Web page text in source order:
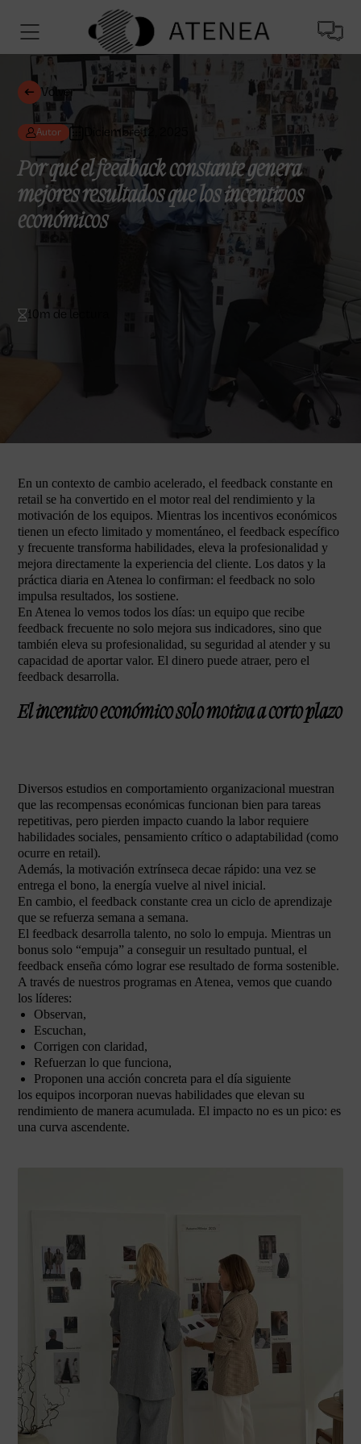
Volver
Autor Diciembre 12, 2025
Por qué el feedback constante genera
mejores resultados que los incentivos
económicos
10m de lectura
En un contexto de cambio acelerado, el feedback constante en
retail se ha convertido en el motor real del rendimiento y la
motivación de los equipos. Mientras los incentivos económicos
tienen un efecto limitado y momentáneo, el feedback específico
y frecuente transforma habilidades, eleva la profesionalidad y
mejora directamente la experiencia del cliente. Los datos y la
práctica diaria en Atenea lo confirman: el feedback no solo
impulsa resultados, los sostiene.
En Atenea lo vemos todos los días: un equipo que recibe
feedback frecuente no solo mejora sus indicadores, sino que
también eleva su profesionalidad, su seguridad al atender y su
capacidad de aportar valor. El dinero puede atraer, pero el
feedback desarrolla.
El incentivo económico solo motiva a corto plazo
Diversos estudios en comportamiento organizacional muestran
que las recompensas económicas funcionan bien para tareas
repetitivas, pero pierden impacto cuando la labor requiere
habilidades sociales, pensamiento crítico o adaptabilidad (como
ocurre en retail).
Además, la motivación extrínseca decae rápido: una vez se
entrega el bono, la energía vuelve al nivel inicial.
En cambio, el feedback constante crea un ciclo de aprendizaje
que se refuerza semana a semana.
El feedback desarrolla talento, no solo lo empuja. Mientras un
bonus solo “empuja” a conseguir un resultado puntual, el
feedback enseña cómo lograr ese resultado de forma sostenible.
A través de nuestros programas en Atenea, vemos que cuando
los líderes:
Observan,
Escuchan,
Corrigen con claridad,
Refuerzan lo que funciona,
Proponen una acción concreta para el día siguiente
los equipos incorporan nuevas habilidades que elevan su
rendimiento de manera acumulada. El impacto no es un pico: es
una curva ascendente.